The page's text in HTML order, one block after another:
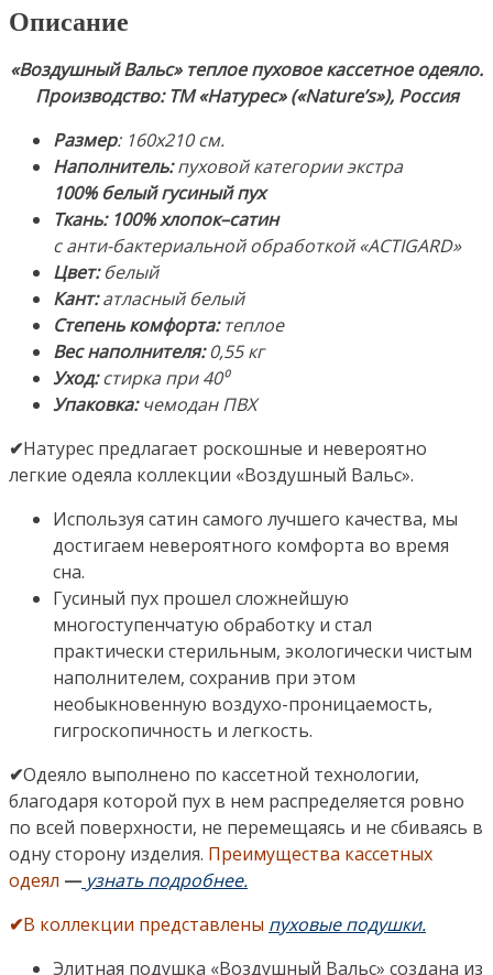
гусиный
пух
(категории
Экстра).
Ткань:
100%
Хлопок-
Сатин
анти-
бактериальной
обработкой.
Производство:
ТМ
«Натурес»
Россия
Описание
«Воздушный Вальс» теплое пуховое кассетное одеяло.
Производство: ТМ «Натурес» («Nature’s»), Россия
Размер: 160х210 см.
Наполнитель:пуховой категории экстра
100% белый гусиный пух
Ткань: 100% хлопок–сатин
с анти-бактериальной обработкой «ACTIGARD»
Цвет:белый
Кант:атласный белый
Степень комфорта:теплое
Вес наполнителя:0,55 кг
Уход:стирка при 40⁰
Упаковка:чемодан ПВХ
✔Натурес предлагает роскошные и невероятно
легкие одеяла коллекции «Воздушный Вальс».
Используя сатин самого лучшего качества, мы
достигаем невероятного комфорта во время
сна.
Гусиный пух прошел сложнейшую
многоступенчатую обработку и стал
практически стерильным, экологически чистым
наполнителем, сохранив при этом
необыкновенную воздухо-проницаемость,
гигроскопичность и легкость.
✔Одеяло выполнено по кассетной технологии,
благодаря которой пух в нем распределяется ровно
по всей поверхности, не перемещаясь и не сбиваясь в
одну сторону изделия. Преимущества кассетных
одеял — узнать подробнее.
✔В коллекции представлены пуховые подушки.
Элитная подушка «Воздушный Вальс» создана из